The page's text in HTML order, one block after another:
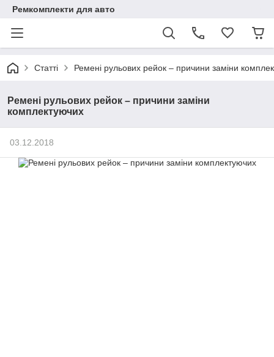
Ремкомплекти для авто
Статті Ремені рульових рейок – причини заміни
Ремені рульових рейок – причини заміни
комплектуючих
03.12.2018